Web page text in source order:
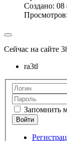
Создано: 08
Сейчас на сайте
ra3tl
Запомнить